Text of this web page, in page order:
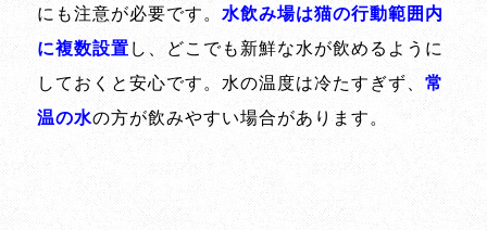
にも注意が必要です。 水飲み場は猫の行動範囲内
に複数設置 し、どこでも新鮮な水が飲めるように
しておくと安心です。水の温度は冷たすぎず、 常
温の水の方が飲みやすい場合があります。